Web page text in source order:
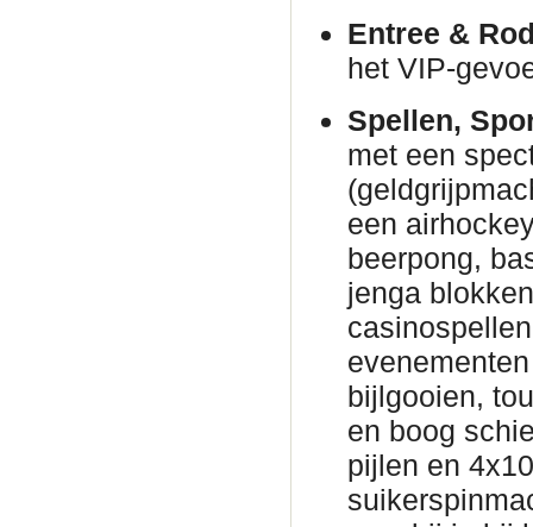
Entree &
het VIP-
Spellen,
met een
een
beerpong,
jenga
bijlgooien,
en boog
pijlen en